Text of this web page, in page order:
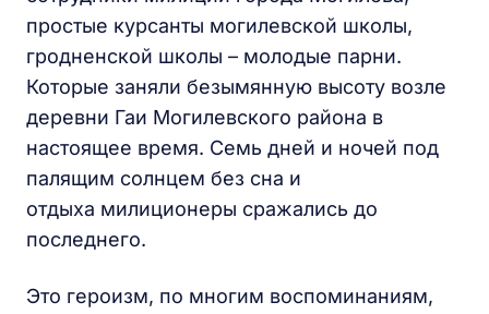
простые курсанты могилевской школы,
гродненской школы – молодые парни.
Которые заняли безымянную высоту возле
деревни Гаи Могилевского района в
настоящее время. Семь дней и ночей под
палящим солнцем без сна и
отдыха милиционеры сражались до
последнего.
Это героизм, по многим воспоминаниям,